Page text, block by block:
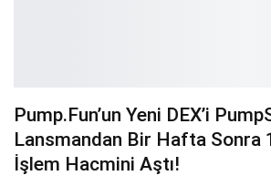
Pump.fun’un Yeni DEX’i
Lansmandan Bir Hafta Sonra
İşlem Hacmini Aştı!